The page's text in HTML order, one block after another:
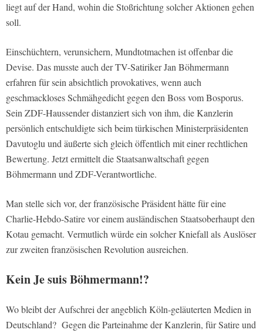
liegt auf der Hand, wohin die Stoßrichtung solcher Aktionen gehen
soll.
Einschüchtern, verunsichern, Mundtotmachen ist offenbar die
Devise. Das musste auch der TV-Satiriker Jan Böhmermann
erfahren für sein absichtlich provokatives, wenn auch
geschmackloses Schmähgedicht gegen den Boss vom Bosporus.
Sein ZDF-Haussender distanziert sich von ihm, die Kanzlerin
persönlich entschuldigte sich beim türkischen Ministerpräsidenten
Davutoglu und äußerte sich gleich öffentlich mit einer rechtlichen
Bewertung. Jetzt ermittelt die Staatsanwaltschaft gegen
Böhmermann und ZDF-Verantwortliche.
Man stelle sich vor, der französische Präsident hätte für eine
Charlie-Hebdo-Satire vor einem ausländischen Staatsoberhaupt den
Kotau gemacht. Vermutlich würde ein solcher Kniefall als Auslöser
zur zweiten französischen Revolution ausreichen.
Kein Je suis Böhmermann!?
Wo bleibt der Aufschrei der angeblich Köln-geläuterten Medien in
Deutschland? Gegen die Parteinahme der Kanzlerin, für Satire und